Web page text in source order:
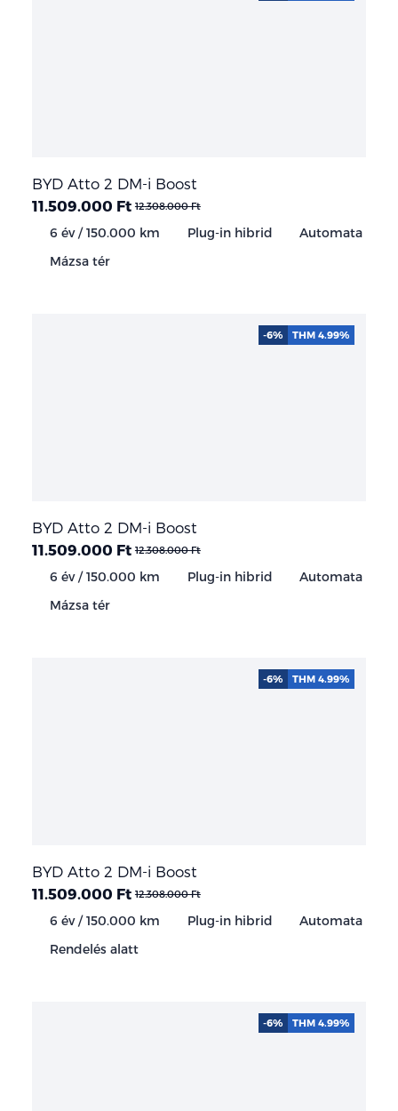
BYD Atto 2 DM-i Boost
11.509.000 Ft 12.308.000 Ft
6 év / 150.000 km Plug-in hibrid
Automata
Mázsa tér
BYD Atto 2 DM-i Boost
11.509.000 Ft 12.308.000 Ft
6 év / 150.000 km Plug-in hibrid
Automata
Mázsa tér
-6% THM 4.99%
BYD Atto 2 DM-i Boost
11.509.000 Ft 12.308.000 Ft
6 év / 150.000 km Plug-in hibrid
Automata
Rendelés alatt
-6% THM 4.99%
-6% THM 4.99%